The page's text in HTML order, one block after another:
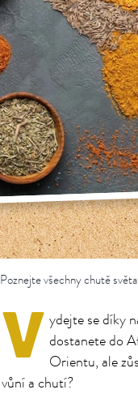
Poznejte všechny chutě světa
V ydejte se díky
dostanete do
Orientu, ale
vůní a chutí?